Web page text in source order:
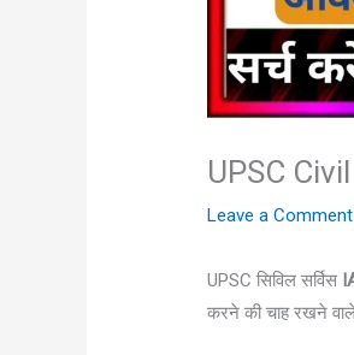
UPSC
Leave a Comment
UPSC सिविल सर्विस
करने की चाह रखने